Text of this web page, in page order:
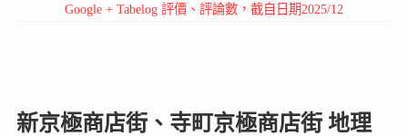
Google + Tabelog 評價、評論數，截自日期2025/12
新京極商店街、寺町京極商店街 地理